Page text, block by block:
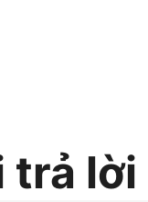
trả lời